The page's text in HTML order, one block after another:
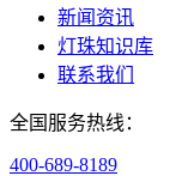
新闻资讯
灯珠知识库
联系我们
全国服务热线：
400-689-8189